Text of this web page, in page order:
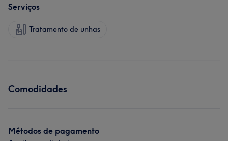
Serviços
Tratamento de unhas
Comodidades
Métodos de pagamento